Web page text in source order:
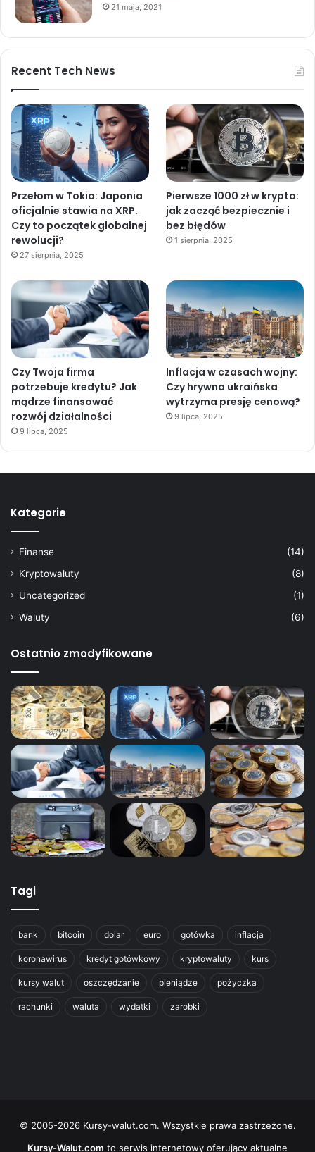
21 maja, 2021
Recent Tech News
Przełom w Tokio: Japonia
oficjalnie stawia na XRP.
Czy to początek globalnej
rewolucji?
27 sierpnia, 2025
Pierwsze 1000 zł w krypto:
jak zacząć bezpiecznie i
bez błędów
1 sierpnia, 2025
Czy Twoja firma
potrzebuje kredytu? Jak
mądrze finansować
rozwój działalności
9 lipca, 2025
Inflacja w czasach wojny:
Czy hrywna ukraińska
wytrzyma presję cenową?
9 lipca, 2025
Kategorie
Finanse
(14)
Kryptowaluty
(8)
Uncategorized
(1)
Waluty
(6)
Ostatnio zmodyfikowane
Tagi
bank bitcoin dolar euro gotówka inflacja
koronawirus kredyt gotówkowy kryptowaluty kurs
kursy walut oszczędzanie pieniądze pożyczka
rachunki waluta wydatki zarobki
© 2005-2026 Kursy-walut.com. Wszystkie prawa zastrzeżone.
Kursy-Walut.com to serwis internetowy oferujący aktualne